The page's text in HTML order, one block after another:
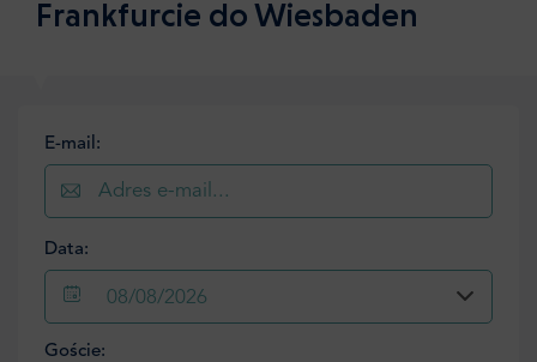
Frankfurcie do Wiesbaden
E-mail:
Data:
08/08/2026
Goście: